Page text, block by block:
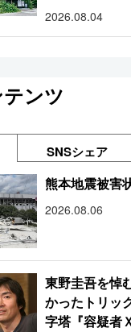
2026.08.04
ンツ
SNSシェア
熊本地震被害
2026.08.06
東野圭吾を悼
かったトリッ
字塔『容疑者